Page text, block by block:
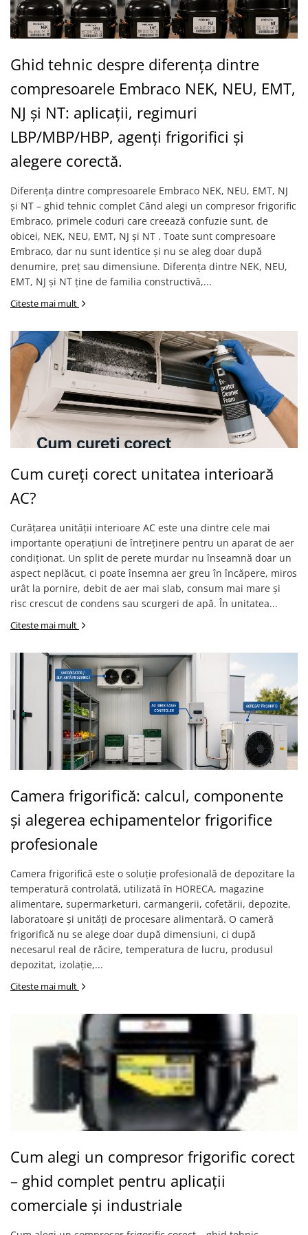
REZISTENTE DIGIVRARE
REZISTENTE SILICONICE
Ventilatoare
Ventilatoare EbmPapst
Ventilatoare WEIGUANG
Ventilatoare turbina
VENTILATOARE AXIALE
Compresoare Cubigel R134a
Compresoare Cubigel R404a
Compresoare Jiaxipera
VAPORIZATOARE LU-VE
Ghid tehnic despre diferența dintre
compresoarele Embraco NEK, NEU, EMT,
NJ și NT: aplicații, regimuri
LBP/MBP/HBP, agenți frigorifici și
alegere corectă.
Diferența dintre compresoarele Embraco NEK, NEU, EMT, NJ
și NT – ghid tehnic complet Când alegi un compresor frigorific
Embraco, primele coduri care creează confuzie sunt, de
obicei, NEK, NEU, EMT, NJ și NT . Toate sunt compresoare
Embraco, dar nu sunt identice și nu se aleg doar după
denumire, preț sau dimensiune. Diferența dintre NEK, NEU,
EMT, NJ și NT ține de familia constructivă,...
Citeste mai mult
Cum cureți corect unitatea interioară
AC?
Curățarea unității interioare AC este una dintre cele mai
importante operațiuni de întreținere pentru un aparat de aer
condiționat. Un split de perete murdar nu înseamnă doar un
aspect neplăcut, ci poate însemna aer greu în încăpere, miros
urât la pornire, debit de aer mai slab, consum mai mare și
risc crescut de condens sau scurgeri de apă. În unitatea...
Citeste mai mult
Camera frigorifică: calcul, componente
și alegerea echipamentelor frigorifice
profesionale
Camera frigorifică este o soluție profesională de depozitare la
temperatură controlată, utilizată în HORECA, magazine
alimentare, supermarketuri, carmangerii, cofetării, depozite,
laboratoare și unități de procesare alimentară. O cameră
frigorifică nu se alege doar după dimensiuni, ci după
necesarul real de răcire, temperatura de lucru, produsul
depozitat, izolație,...
Citeste mai mult
Cum alegi un compresor frigorific corect
– ghid complet pentru aplicații
comerciale și industriale